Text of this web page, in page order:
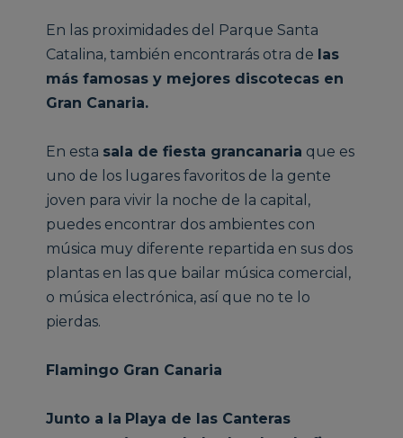
En las proximidades del Parque Santa
Catalina, también encontrarás otra de las
más famosas y mejores discotecas en
Gran Canaria.
En esta sala de fiesta grancanaria que es
uno de los lugares favoritos de la gente
joven para vivir la noche de la capital,
puedes encontrar dos ambientes con
música muy diferente repartida en sus dos
plantas en las que bailar música comercial,
o música electrónica, así que no te lo
pierdas.
Flamingo Gran Canaria
Junto a la Playa de las Canteras